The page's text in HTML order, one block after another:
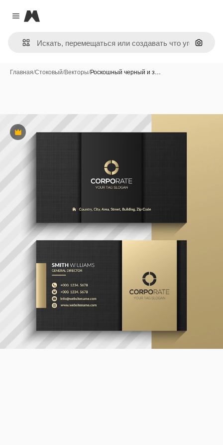
Close menu
Magnific
Поиск
Главная/Стоковый/Векторы/Роскошный черный и з…
Премиум